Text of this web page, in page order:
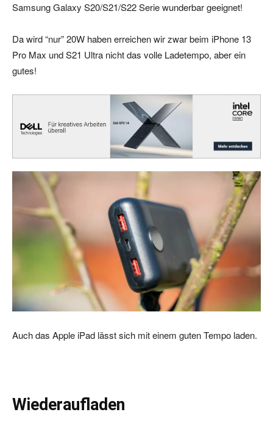
Samsung Galaxy S20/S21/S22 Serie wunderbar geeignet!
Da wird “nur” 20W haben erreichen wir zwar beim iPhone 13
Pro Max und S21 Ultra nicht das volle Ladetempo, aber ein
gutes!
Auch das Apple iPad lässt sich mit einem guten Tempo laden.
Wiederaufladen